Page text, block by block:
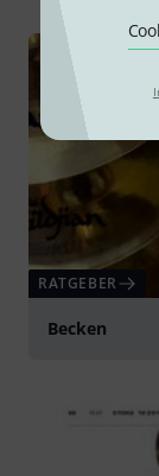
RATGEBER
Becken